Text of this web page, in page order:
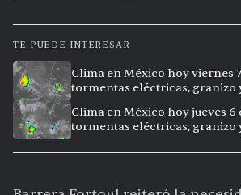
TE PUEDE INTERESAR
Clima en México hoy viernes
tormentas eléctricas, granizo
Clima en México hoy jueves 6
tormentas eléctricas, granizo